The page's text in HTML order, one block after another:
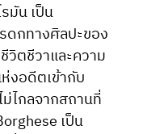
มัน เป็น
กทางศิลปะของ
วิตชีวาและความ
งอดีตเข้ากับ
ไกลจากสถานที่
เป็น